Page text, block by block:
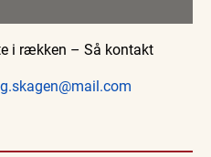
i rækken – Så kontakt